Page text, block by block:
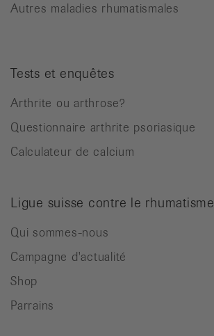
Autres maladies rhumatismales
Tests et enquêtes
Arthrite ou arthrose?
Questionnaire arthrite psoriasique
Calculateur de calcium
Ligue suisse contre le rhumatisme
Qui sommes-nous
Campagne d'actualité
Shop
Parrains